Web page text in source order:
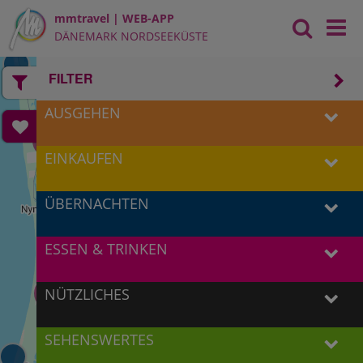
mmtravel | WEB-APP
DÄNEMARK NORDSEEKÜSTE
16
FILTER
AUSGEHEN
EINKAUFEN
ÜBERNACHTEN
ESSEN & TRINKEN
NÜTZLICHES
SEHENSWERTES